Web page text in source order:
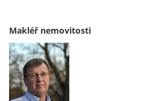
Makléř nemovitosti